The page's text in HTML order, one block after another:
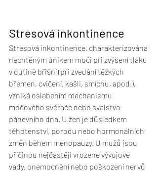
Stresová inkontinence
Stresová inkontinence, charakterizována
nechtěným únikem moči při zvýšení tlaku
v dutině břišní (při zvedání těžkých
břemen, cvičení, kašli, smíchu, apod.),
vzniká oslabením mechanismu
močového svěrače nebo svalstva
pánevního dna. U žen je důsledkem
těhotenství, porodu nebo hormonálních
změn během menopauzy. U mužů jsou
příčinou nejčastěji vrozené vývojové
vady, onemocnění nebo poškození nervů